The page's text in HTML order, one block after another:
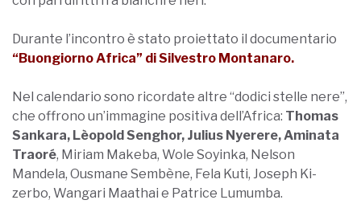
Durante l’incontro è stato proiettato il documentario
“Buongiorno Africa” di Silvestro Montanaro.
Nel calendario sono ricordate altre “dodici stelle nere”,
che offrono un’immagine positiva dell’Africa: Thomas
Sankara, Lèopold Senghor, Julius Nyerere, Aminata
Traoré, Miriam Makeba, Wole Soyinka, Nelson
Mandela, Ousmane Sembène, Fela Kuti, Joseph Ki-
zerbo, Wangari Maathai e Patrice Lumumba.